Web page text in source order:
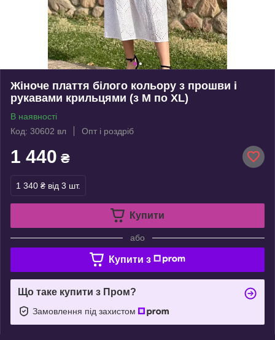
Жіноче плаття білого кольору з прошви і
рукавами крильцями (з M по XL)
В наявності
Код: 30602 вл
Опт і роздріб
1 440 ₴
1 340 ₴ від 3 шт.
Купити
або
Купити з
Що таке купити з Пром?
Замовлення під захистом